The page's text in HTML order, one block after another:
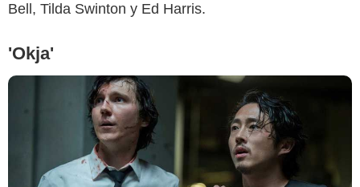
Bell, Tilda Swinton y Ed Harris.
'Okja'